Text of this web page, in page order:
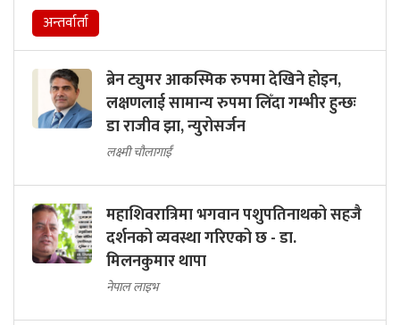
अन्तर्वार्ता
ब्रेन ट्युमर आकस्मिक रुपमा देखिने होइन,
लक्षणलाई सामान्य रुपमा लिँदा गम्भीर हुन्छः
डा राजीव झा, न्युरोसर्जन
लक्ष्मी चौलागाईं
महाशिवरात्रिमा भगवान पशुपतिनाथको सहजै
दर्शनको व्यवस्था गरिएको छ - डा.
मिलनकुमार थापा
नेपाल लाइभ